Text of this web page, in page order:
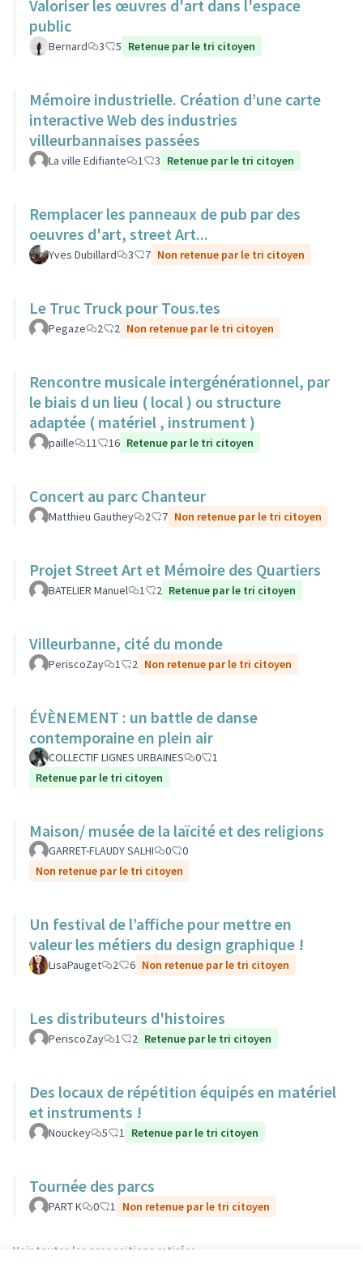
Valoriser les œuvres d'art dans l'espace
public
Bernard 3 5 Retenue par le tri citoyen
Mémoire industrielle. Création d’une carte
interactive Web des industries
villeurbannaises passées
La ville Edifiante 1 3 Retenue par le tri citoyen
Remplacer les panneaux de pub par des
oeuvres d'art, street Art...
Yves Dubillard 3 7 Non retenue par le tri citoyen
Le Truc Truck pour Tous.tes
Pegaze 2 2 Non retenue par le tri citoyen
Rencontre musicale intergénérationnel, par
le biais d un lieu ( local ) ou structure
adaptée ( matériel , instrument )
paille 11 16 Retenue par le tri citoyen
Concert au parc Chanteur
Matthieu Gauthey 2 7 Non retenue par le tri citoyen
Projet Street Art et Mémoire des Quartiers
BATELIER Manuel 1 2 Retenue par le tri citoyen
Villeurbanne, cité du monde
PeriscoZay 1 2 Non retenue par le tri citoyen
ÉVÈNEMENT : un battle de danse
contemporaine en plein air
COLLECTIF LIGNES URBAINES 0
1
Retenue par le tri citoyen
Maison/ musée de la laïcité et des religions
GARRET-FLAUDY SALHI 0
0
Non retenue par le tri citoyen
Un festival de l’affiche pour mettre en
valeur les métiers du design graphique !
LisaPauget 2 6 Non retenue par le tri citoyen
Les distributeurs d'histoires
PeriscoZay 1 2 Retenue par le tri citoyen
Des locaux de répétition équipés en matériel
et instruments !
Nouckey 5 1 Retenue par le tri citoyen
Tournée des parcs
PART K 0 1 Non retenue par le tri citoyen
Voir toutes les propositions retirées